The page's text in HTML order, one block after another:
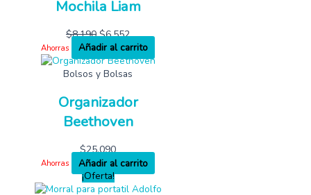
Mochila Liam
$8,190 $6,552
Ahorras
Añadir al carrito
Bolsos y Bolsas
Organizador
Beethoven
$25,090
Ahorras
Añadir al carrito
¡Oferta!